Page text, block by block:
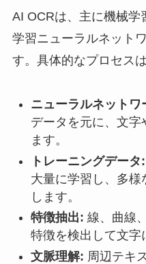
AI OCRは、主に機械学
学習ニューラルネット
す。具体的なプロセス
ニューラルネットワ
データを元に、文字
ます。
トレーニングデータ:
大量に学習し、多
します。
特徴抽出: 線、曲線
特徴を検出して文字
文脈理解: 周辺テキ